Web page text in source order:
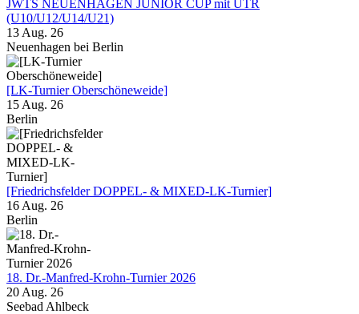
JWTS NEUENHAGEN JUNIOR CUP mit UTR
(U10/U12/U14/U21)
13 Aug. 26
Neuenhagen bei Berlin
[LK-Turnier Oberschöneweide]
15 Aug. 26
Berlin
[Friedrichsfelder DOPPEL- & MIXED-LK-Turnier]
16 Aug. 26
Berlin
18. Dr.-Manfred-Krohn-Turnier 2026
20 Aug. 26
Seebad Ahlbeck